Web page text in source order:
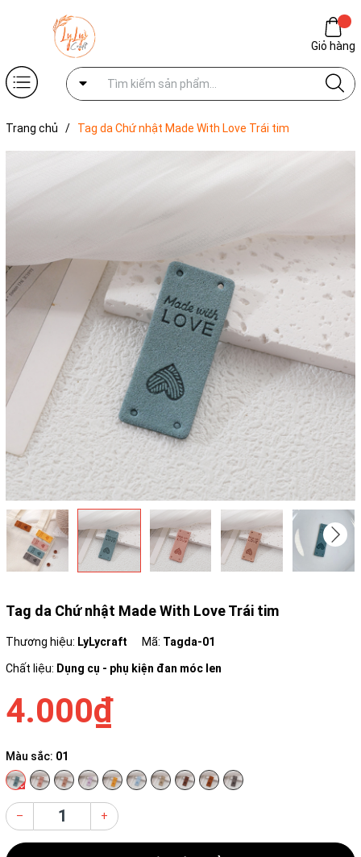
Giỏ hàng
Trang chủ / Tag da Chứ nhật Made With Love Trái tim
Tag da Chứ nhật Made With Love Trái tim
Thương hiệu: LyLycraft Mã: Tagda-01
Chất liệu: Dụng cụ - phụ kiện đan móc len
4.000₫
Màu sắc: 01
– +